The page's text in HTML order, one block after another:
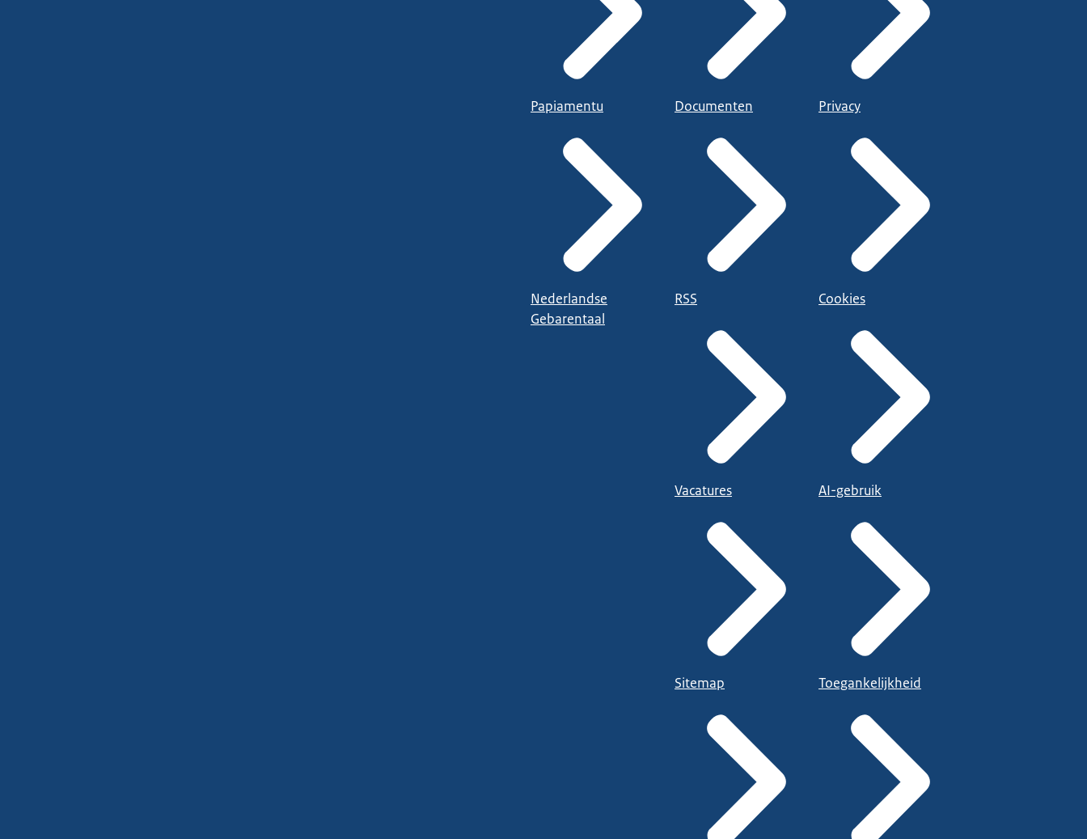
Papiamentu
Nederlandse
Gebarentaal
Documenten
RSS
Vacatures
Sitemap
Privacy
Cookies
AI-gebruik
Toegankelijkheid